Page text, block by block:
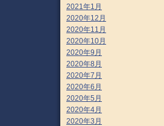
2021年1月
2020年12月
2020年11月
2020年10月
2020年9月
2020年8月
2020年7月
2020年6月
2020年5月
2020年4月
2020年3月